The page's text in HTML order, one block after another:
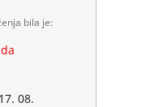
bila je:
08.